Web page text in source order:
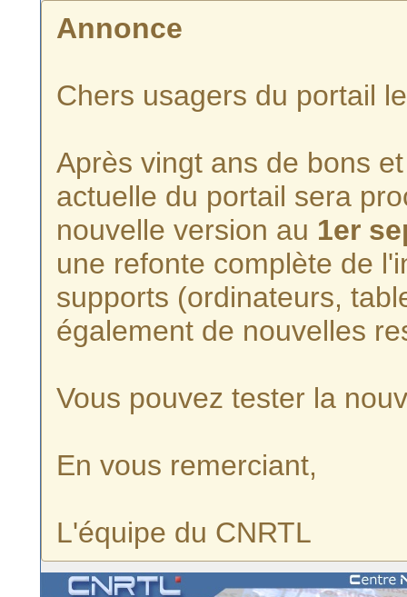
Annonce
Chers usagers du portail
Après vingt ans de bons
actuelle du portail sera
nouvelle version au 1er
une refonte complète de
supports (ordinateurs,
également de nouvelles
Vous pouvez tester la
En vous remerciant,
L'équipe du CNRTL